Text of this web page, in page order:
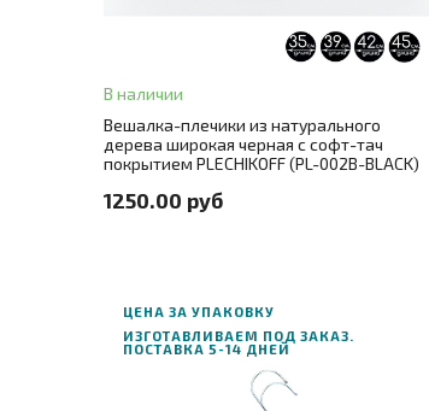
В наличии
Вешалка-плечики из натурального
дерева широкая черная с софт-тач
покрытием PLECHIKOFF (PL-002B-BLACK)
1250.00 руб
ЗАКАЗ В ОДИН КЛИК
Цвет черный
Цвет металла никель
ЦЕНА ЗА УПАКОВКУ
ИЗГОТАВЛИВАЕМ ПОД ЗАКАЗ.
ПОСТАВКА 5-14 ДНЕЙ